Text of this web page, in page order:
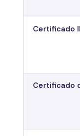
Certificado
Certificado